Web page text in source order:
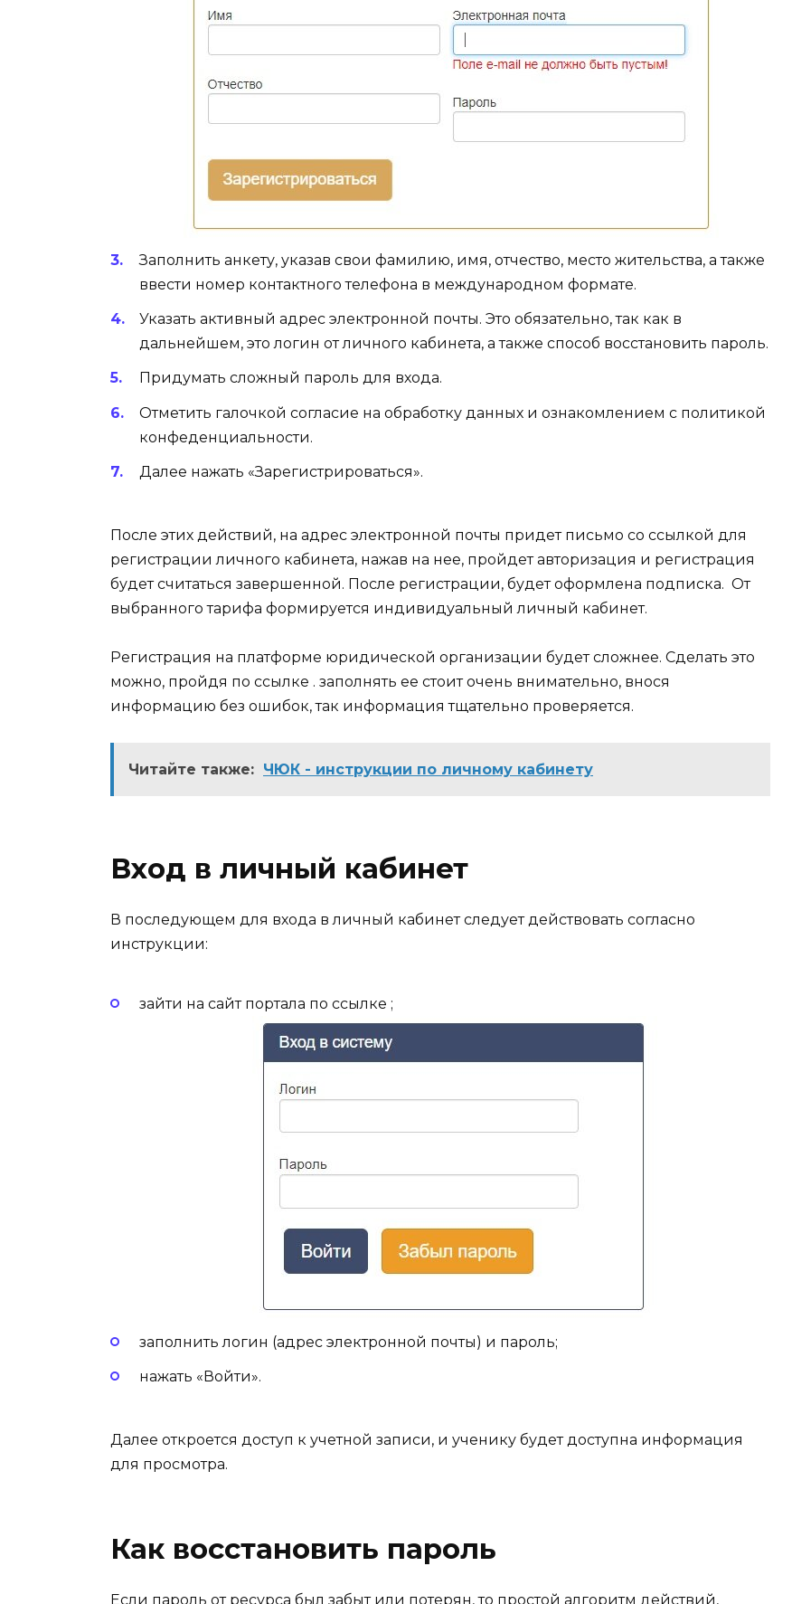
Заполнить анкету, указав свои фамилию, имя, отчество, место жительства, а также
ввести номер контактного телефона в международном формате.
Указать активный адрес электронной почты. Это обязательно, так как в
дальнейшем, это логин от личного кабинета, а также способ восстановить пароль.
Придумать сложный пароль для входа.
Отметить галочкой согласие на обработку данных и ознакомлением с политикой
конфеденциальности.
Далее нажать «Зарегистрироваться».
После этих действий, на адрес электронной почты придет письмо со ссылкой для
регистрации личного кабинета, нажав на нее, пройдет авторизация и регистрация
будет считаться завершенной. После регистрации, будет оформлена подписка. От
выбранного тарифа формируется индивидуальный личный кабинет.
Регистрация на платформе юридической организации будет сложнее. Сделать это
можно, пройдя по ссылке . заполнять ее стоит очень внимательно, внося
информацию без ошибок, так информация тщательно проверяется.
Читайте также: ЧЮК - инструкции по личному кабинету
Вход в личный кабинет
В последующем для входа в личный кабинет следует действовать согласно
инструкции:
зайти на сайт портала по ссылке ;
заполнить логин (адрес электронной почты) и пароль;
нажать «Войти».
Далее откроется доступ к учетной записи, и ученику будет доступна информация
для просмотра.
Как восстановить пароль
Если пароль от ресурса был забыт или потерян, то простой алгоритм действий,